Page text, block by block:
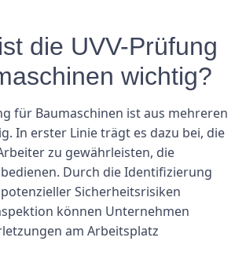
die UVV-Prüfung
wichtig?
für Baumaschinen ist aus mehreren
In erster Linie trägt es dazu bei, die
zu gewährleisten, die
Durch die Identifizierung
Sicherheitsrisiken
können Unternehmen
am Arbeitsplatz